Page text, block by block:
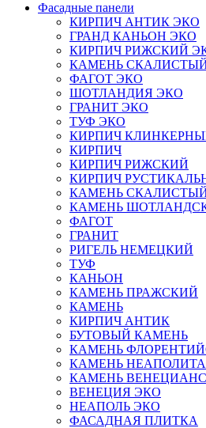
Фасадные панели
КИРПИЧ АНТИК ЭКО
ГРАНД КАНЬОН ЭКО
КИРПИЧ РИЖСКИЙ
КАМЕНЬ
ФАГОТ ЭКО
ШОТЛАНДИЯ ЭКО
ГРАНИТ ЭКО
ТУФ ЭКО
КИРПИЧ
КИРПИЧ
КИРПИЧ РИЖСКИЙ
КИРПИЧ
КАМЕНЬ
КАМЕНЬ
ФАГОТ
ГРАНИТ
РИГЕЛЬ НЕМЕЦКИЙ
ТУФ
КАНЬОН
КАМЕНЬ ПРАЖСКИЙ
КАМЕНЬ
КИРПИЧ АНТИК
БУТОВЫЙ КАМЕНЬ
КАМЕНЬ
КАМЕНЬ
КАМЕНЬ
ВЕНЕЦИЯ ЭКО
НЕАПОЛЬ ЭКО
ФАСАДНАЯ ПЛИТКА